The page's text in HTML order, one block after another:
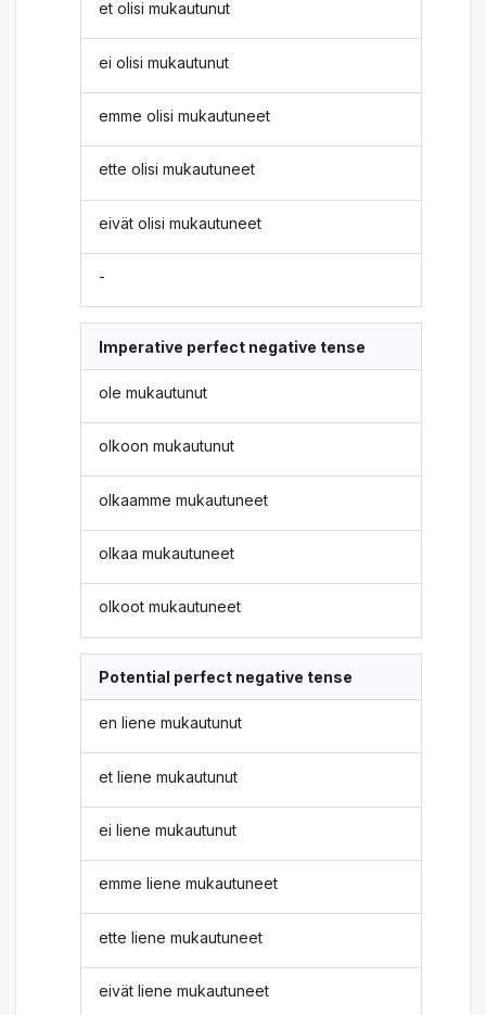
et olisi mukautunut
ei olisi mukautunut
emme olisi mukautuneet
ette olisi mukautuneet
eivät olisi mukautuneet
-
Imperative perfect negative tense
ole mukautunut
olkoon mukautunut
olkaamme mukautuneet
olkaa mukautuneet
olkoot mukautuneet
Potential perfect negative tense
en liene mukautunut
et liene mukautunut
ei liene mukautunut
emme liene mukautuneet
ette liene mukautuneet
eivät liene mukautuneet